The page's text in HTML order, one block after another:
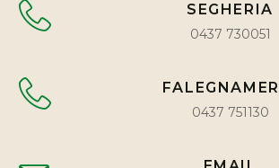
SEGHERIA
0437 730051
0437 751130